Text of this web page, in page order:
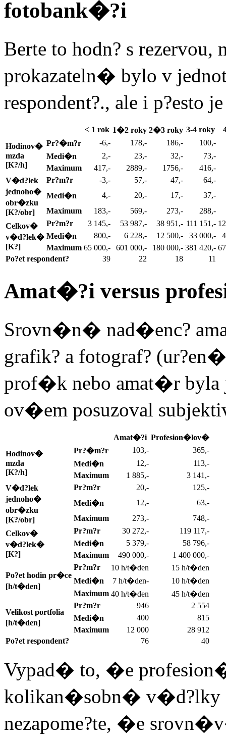
fotobank�?i
Berte to hodn? s
prokazateln� bylo v
respondent?., ale i p?esto
< 1 rok 1�2 roky 2�3 roky 3-4 roky
Hodinov�
mzda
[K?/h]
Pr?�m?r -6,- 178,- 186,-
100,-
Medi�n
2,- 23,- 32,-
73,-
Maximum
417,- 2889,- 1756,-
416,-
V�d?lek
jednoho�
obr�zku
[K?/obr]
Pr?m?r -3,- 57,- 47,-
64,-
Medi�n
4,- 20,- 17,-
37,-
Maximum
183,- 569,- 273,-
288,-
Celkov�
v�d?lek�
[K?]
Pr?m?r 3 145,- 53 987,- 38 951,- 111 151,-
Medi�n
800,- 6 228,- 12 500,- 33 000,-
Maximum 65 000,- 601 000,- 180 000,- 381 420,-
Po?et respondent?
39 22 18 11
Amat�?i versus
Srovn�n� nad�enc?
grafik? a fotograf?
prof�k nebo amat�r
ov�em posuzoval
Amat�?i Profesion�lov�
Hodinov�
mzda
[K?/h]
Pr?�m?r 103,-
365,-
Medi�n
12,-
113,-
Maximum
1 885,-
3 141,-
V�d?lek
jednoho�
obr�zku
[K?/obr]
Pr?m?r 20,-
125,-
Medi�n
12,-
63,-
Maximum
273,-
748,-
Celkov�
v�d?lek�
[K?]
Pr?m?r 30 272,-
119 117,-
Medi�n
5 379,-
58 796,-
Maximum
490 000,- 1 400 000,-
Po?et hodin pr�ce
[h/t�den]
Pr?m?r 10 h/t�den
15 h/t�den
Medi�n
7 h/t�den-
10 h/t�den
Maximum 40 h/t�den 45 h/t�den
Velikost portfolia
[h/t�den]
Pr?m?r 946
2 554
Medi�n
400
815
Maximum
12 000
28 912
Po?et respondent?
76 40
Vypad� to, �e
kolikan�sobn� v�d?lky
nezapome?te, �e